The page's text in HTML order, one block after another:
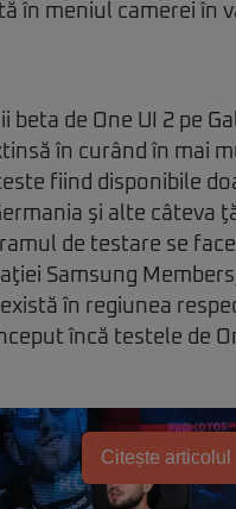
în meniul camerei în
beta de One UI 2 pe
în curând în mai
fiind disponibile
şi alte câteva
de testare se
Samsung
în regiunea
încă testele de
Citește articolul